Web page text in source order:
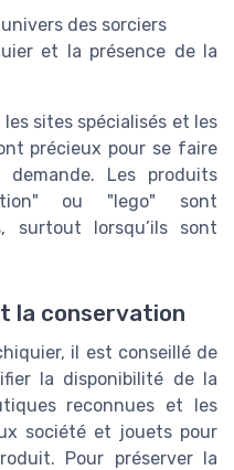
des sorciers
et la présence de la
sites spécialisés et les
précieux pour se faire
Les produits
ou "lego" sont
surtout lorsqu’ils sont
la conservation
il est conseillé de
la disponibilité de la
reconnues et les
société et jouets pour
Pour préserver la